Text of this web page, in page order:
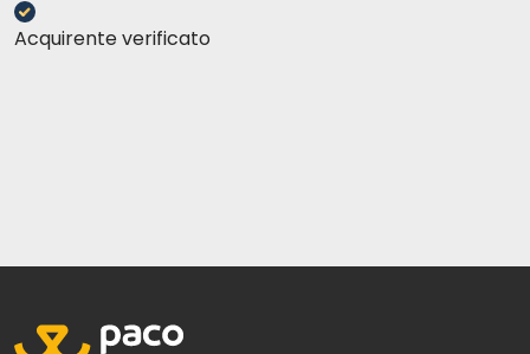
Acquirente verificato